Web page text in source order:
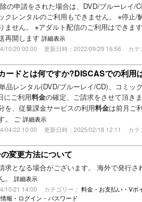
の申請をされた場合は、DVD/ブルーレイ/
クレンタルのご利用もできません。 ※停止/
ません。 ※アダルト配信のご利用はできま
再開します 詳細表示
10/20 00:00 更新日時：2022/09/29 16:56
カテ
ードとは何ですか?DISCASでの利用
品レンタル(DVD/ブルーレイ/CD)、コミッ
にご利用料金の確定、ご請求をさせて頂き
を、従量課金サービスの利用料金は前月ご
。 ご 詳細表示
04/22 10:00 更新日時：2025/02/18 12:11
カテ
変更方法について
求となる場合がございます。 海外で発行さ
。
詳細表示
10/21 14:00 カテゴリー： 料金・お支払い・Vポ
報・ログイン・パスワード